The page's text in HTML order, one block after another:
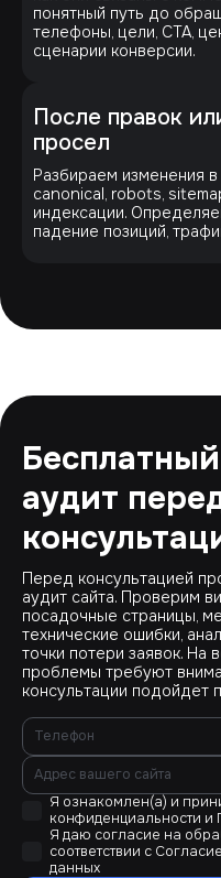
понятный путь до
телефоны, цели, CTA,
сценарии конверсии.
После правок
просел
Разбираем изменения в
canonical, robots,
индексации.
падение позиций,
аудит
Перед консультацией
аудит сайта. Проверим
посадочные страницы,
технические ошибки,
точки потери заявок. На
проблемы требуют
консультации подойдет
Я ознакомлен(а) и
конфиденциальности и
Я даю согласие на
соответствии с
данных